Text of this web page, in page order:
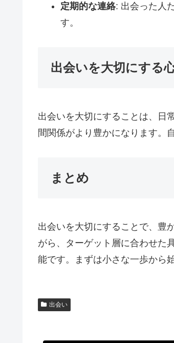
定期的な連絡: 出会った人
す。
出会いを大切にする
出会いを大切にすることは、日
間関係がより豊かになります。
まとめ
出会いを大切にすることで、豊
がら、ターゲット層に合わせた
能です。まずは小さな一歩から
出会い